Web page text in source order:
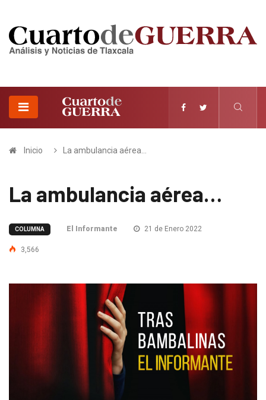
Inicio La ambulancia aérea…
La ambulancia aérea…
COLUMNA El Informante 21 de Enero 2022
3,566